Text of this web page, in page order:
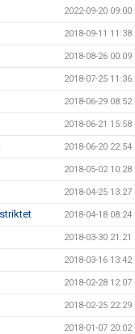
2022-09-20 09:00
2018-09-11 11:38
2018-08-26 00:09
2018-07-25 11:36
2018-06-29 08:52
2018-06-21 15:58
2018-06-20 22:54
2018-05-02 10:28
2018-04-25 13:27
2018-04-18 08:24
2018-03-30 21:21
2018-03-16 13:42
2018-02-28 12:07
2018-02-25 22:29
2018-01-07 20:02